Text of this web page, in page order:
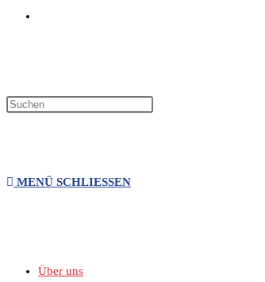
MENÜ SCHLIESSEN
Über uns